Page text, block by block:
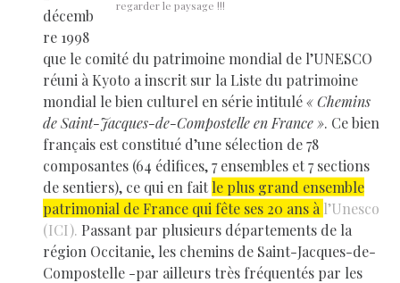
regarder le paysage !!!
décemb
re 1998
que le comité du patrimoine mondial de l’UNESCO
réuni à Kyoto a inscrit sur la Liste du patrimoine
mondial le bien culturel en série intitulé« Chemins
de Saint-Jacques-de-Compostelle en France ». Ce bien
français est constitué d’une sélection de 78
composantes (64 édifices, 7 ensembles et 7 sections
de sentiers), ce qui en fait le plus grand ensemble
patrimonial de France qui fête ses 20 ans à l’Unesco
(ICI). Passant par plusieurs départements de la
région Occitanie, les chemins de Saint-Jacques-de-
Compostelle -par ailleurs très fréquentés par les